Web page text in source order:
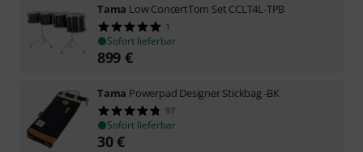
Tama Low ConcertTom Set CCLT4L-TPB
1
Sofort lieferbar
899 €
Tama Powerpad Designer Stickbag -BK
97
Sofort lieferbar
30€